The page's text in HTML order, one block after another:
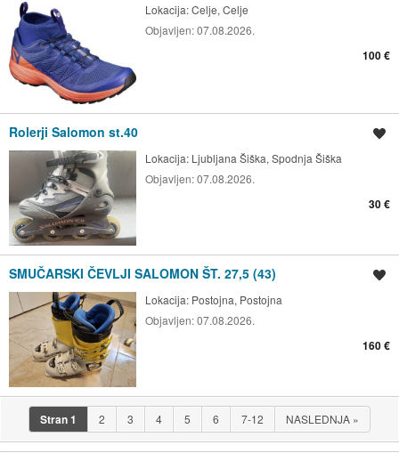
Lokacija:Celje, Celje
Objavljen:07.08.2026.
100 €
Rolerji Salomon st.40
Lokacija: Ljubljana Šiška, Spodnja Šiška
Objavljen:07.08.2026.
30 €
SMUČARSKI ČEVLJI SALOMON ŠT. 27,5 (43)
Lokacija: Postojna, Postojna
Objavljen:07.08.2026.
160 €
Stran1 2 3 4 5 6 7-12 NASLEDNJA »